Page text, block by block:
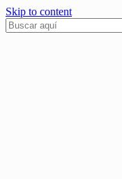
Skip to content